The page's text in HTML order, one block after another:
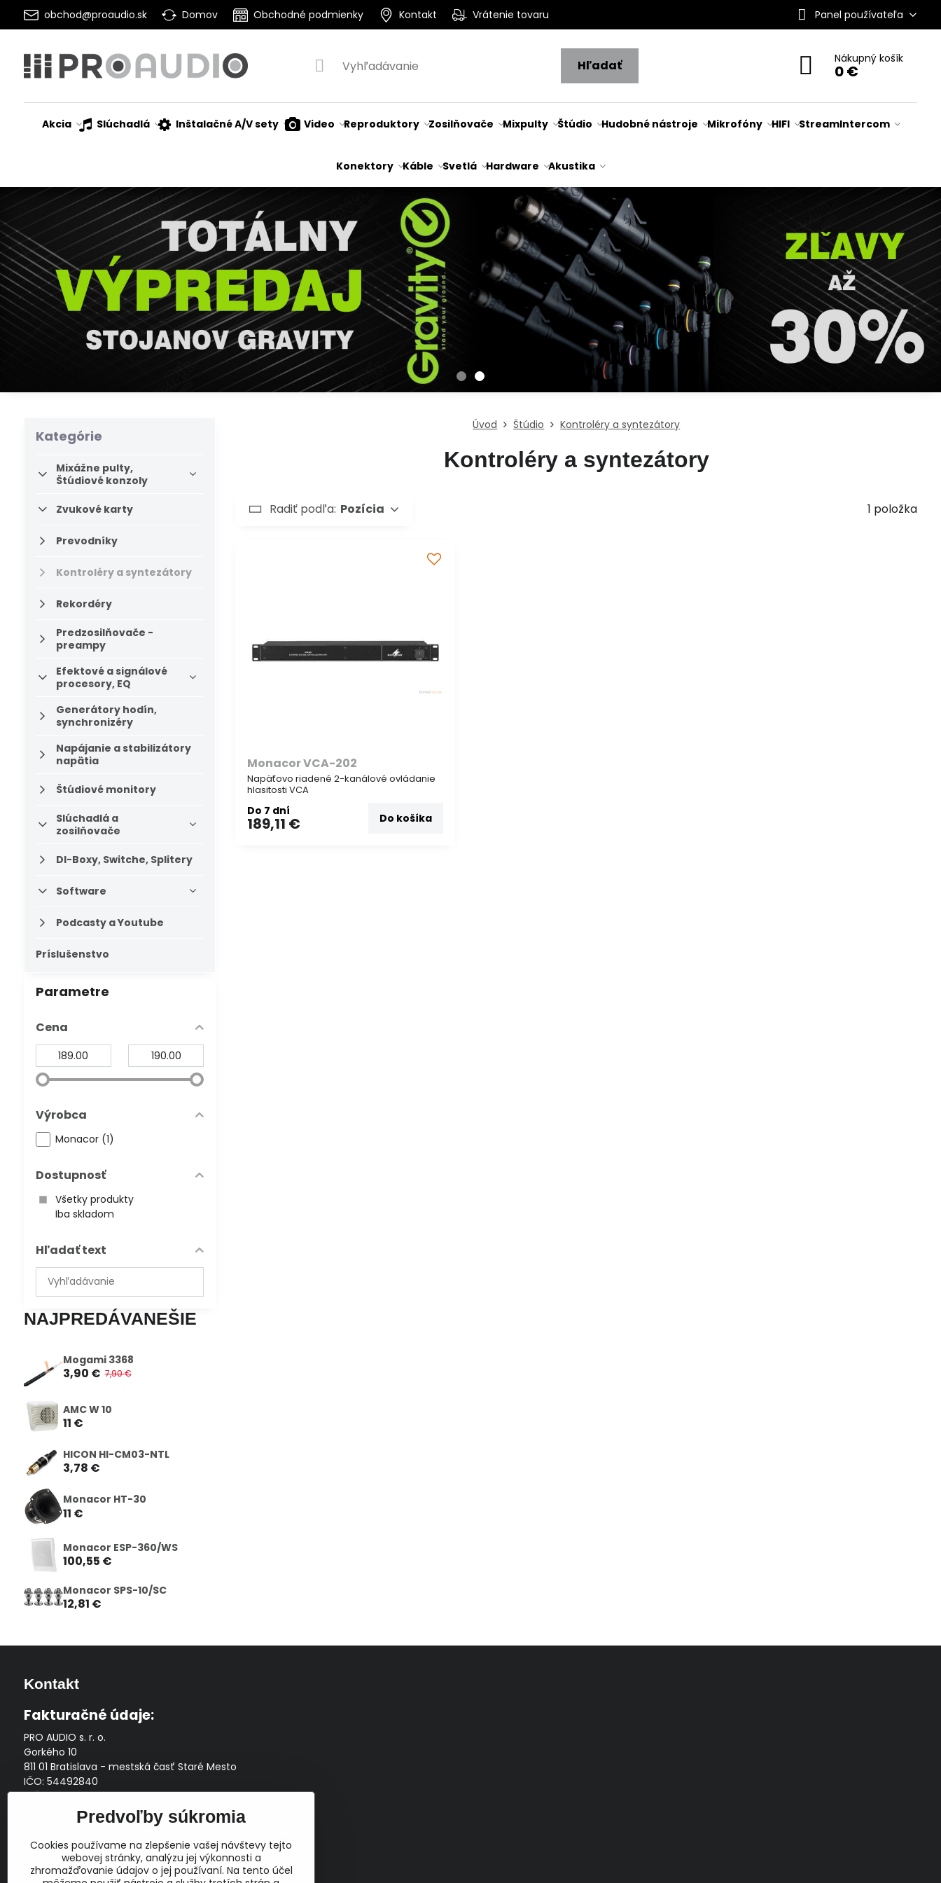
obchod@proaudio.sk Domov Obchodné podmienky Kontakt Vrátenie tovaru Panel používateľa
Hľadať Nákupný košík
0 €
Akcia Slúchadlá Inštalačné A/V sety Video Reproduktory Zosilňovače Mixpulty Štúdio Hudobné nástroje Mikrofóny HIFI StreamIntercom
Konektory Káble Svetlá Hardware Akustika
Úvod Štúdio Kontroléry a syntezátory
Kontroléry a syntezátory
Radiť podľa: Pozícia 1 položka
Monacor VCA-202
Napäťovo riadené 2-kanálové ovládanie
hlasitosti VCA
Do 7 dní
189,11 € Do košíka
Parametre
Cena
Výrobca
Monacor (1)
Dostupnosť
Všetky produkty
Iba skladom
Hľadať text
Prehľadať
výsledky
fulltextom
Kategórie
Mixážne pulty,
Štúdiové konzoly
Zvukové karty
Prevodníky
Kontroléry a syntezátory
Rekordéry
Predzosilňovače -
preampy
Efektové a signálové
procesory, EQ
Generátory hodín,
synchronizéry
Napájanie a stabilizátory
napätia
Štúdiové monitory
Slúchadlá a
zosilňovače
DI-Boxy, Switche, Splitery
Software
Podcasty a Youtube
Príslušenstvo
NAJPREDÁVANEŠIE
Mogami 3368
3,90 € 7,90 €
AMC W 10
11 €
HICON HI-CM03-NTL
3,78 €
Monacor HT-30
11 €
Monacor ESP-360/WS
100,55 €
Monacor SPS-10/SC
12,81 €
Kontakt
Fakturačné údaje:
PRO AUDIO s. r. o.
Gorkého 10
811 01 Bratislava - mestská časť Staré Mesto
IČO: 54492840
DIČ: 2121704145
IČ DPH: SK2121704145
I, Oddiel Sro, Vložka č. 163349/B
Prevádzková doba: pracovné dni10:00 - 14:00
Predvoľby súkromia
Cookies používame na zlepšenie vašej návštevy tejto
webovej stránky, analýzu jej výkonnosti a
zhromažďovanie údajov o jej používaní. Na tento účel